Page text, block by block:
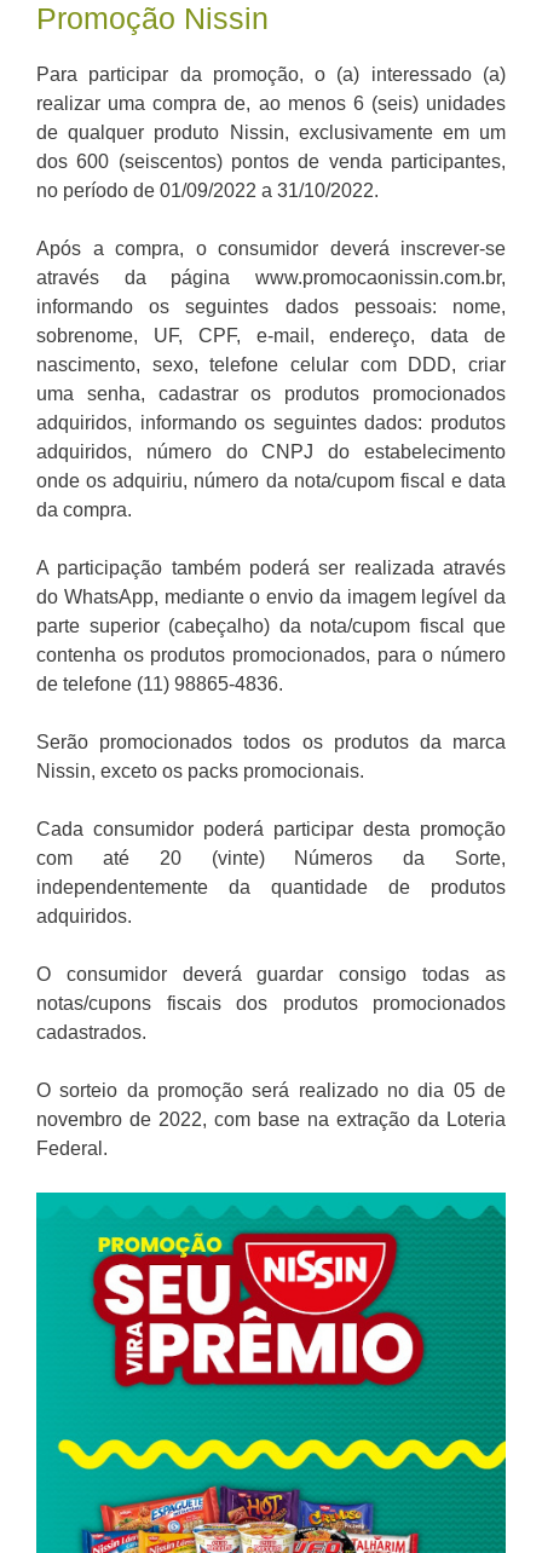
Promoção Nissin
Para participar da promoção, o (a) interessado (a)
realizar uma compra de, ao menos 6 (seis) unidades
de qualquer produto Nissin, exclusivamente em um
dos 600 (seiscentos) pontos de venda participantes,
no período de 01/09/2022 a 31/10/2022.
Após a compra, o consumidor deverá inscrever-se
através da página www.promocaonissin.com.br,
informando os seguintes dados pessoais: nome,
sobrenome, UF, CPF, e-mail, endereço, data de
nascimento, sexo, telefone celular com DDD, criar
uma senha, cadastrar os produtos promocionados
adquiridos, informando os seguintes dados: produtos
adquiridos, número do CNPJ do estabelecimento
onde os adquiriu, número da nota/cupom fiscal e data
da compra.
A participação também poderá ser realizada através
do WhatsApp, mediante o envio da imagem legível da
parte superior (cabeçalho) da nota/cupom fiscal que
contenha os produtos promocionados, para o número
de telefone (11) 98865-4836.
Serão promocionados todos os produtos da marca
Nissin, exceto os packs promocionais.
Cada consumidor poderá participar desta promoção
com até 20 (vinte) Números da Sorte,
independentemente da quantidade de produtos
adquiridos.
O consumidor deverá guardar consigo todas as
notas/cupons fiscais dos produtos promocionados
cadastrados.
O sorteio da promoção será realizado no dia 05 de
novembro de 2022, com base na extração da Loteria
Federal.